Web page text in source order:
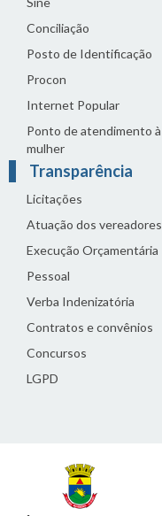
Conciliação
Posto de Identificação
Procon
Internet Popular
Ponto de atendimento à
mulher
Transparência
Licitações
Atuação dos vereadores
Execução Orçamentária
Pessoal
Verba Indenizatória
Contratos e convênios
Concursos
LGPD